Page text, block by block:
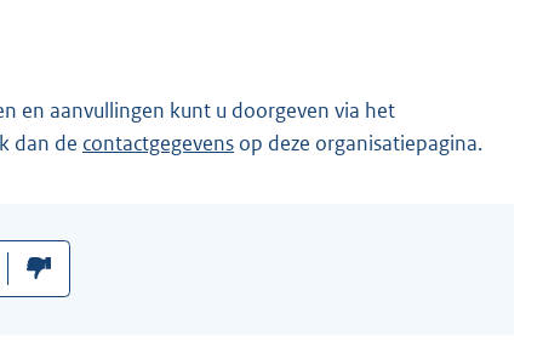
en aanvullingen kunt u doorgeven via het
dan de contactgegevens op deze organisatiepagina.